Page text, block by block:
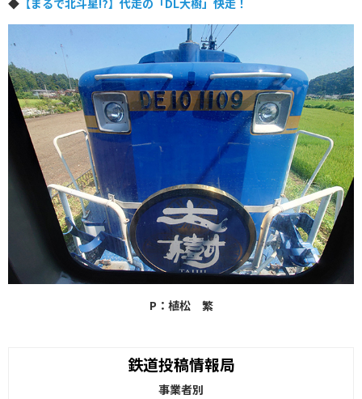
P：植松 繁
鉄道投稿情報局
事業者別